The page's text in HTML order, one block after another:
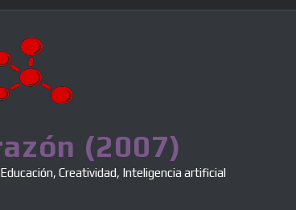
(2007)
Creatividad, Inteligencia artificial